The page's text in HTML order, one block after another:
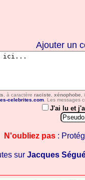
Ajouter un
, à caractère raciste xénophobe
celebrites.com . Les messages
J'ai lu et
N'oubliez pas:
sur Jacques